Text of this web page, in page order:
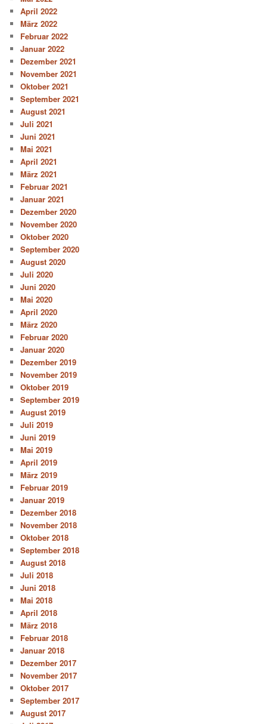
April 2022
März 2022
Februar 2022
Januar 2022
Dezember 2021
November 2021
Oktober 2021
September 2021
August 2021
Juli 2021
Juni 2021
Mai 2021
April 2021
März 2021
Februar 2021
Januar 2021
Dezember 2020
November 2020
Oktober 2020
September 2020
August 2020
Juli 2020
Juni 2020
Mai 2020
April 2020
März 2020
Februar 2020
Januar 2020
Dezember 2019
November 2019
Oktober 2019
September 2019
August 2019
Juli 2019
Juni 2019
Mai 2019
April 2019
März 2019
Februar 2019
Januar 2019
Dezember 2018
November 2018
Oktober 2018
September 2018
August 2018
Juli 2018
Juni 2018
Mai 2018
April 2018
März 2018
Februar 2018
Januar 2018
Dezember 2017
November 2017
Oktober 2017
September 2017
August 2017